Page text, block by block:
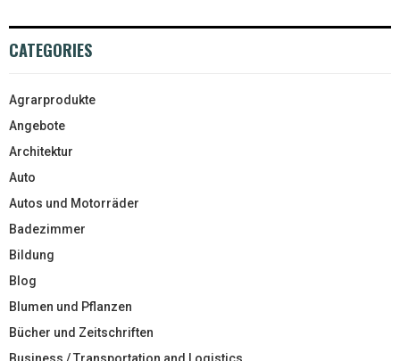
CATEGORIES
Agrarprodukte
Angebote
Architektur
Auto
Autos und Motorräder
Badezimmer
Bildung
Blog
Blumen und Pflanzen
Bücher und Zeitschriften
Business / Transportation and Logistics